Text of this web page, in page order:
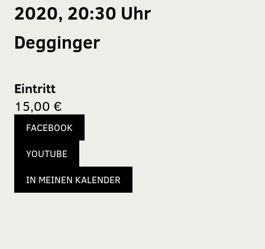
2020, 20:30 Uhr
Degginger
Eintritt
15,00 €
FACEBOOK
YOUTUBE
IN MEINEN KALENDER